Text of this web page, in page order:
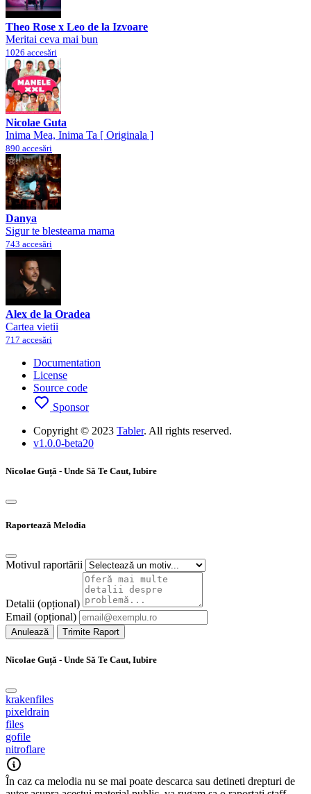
Theo Rose x Leo de la Izvoare
Meritai ceva mai bun
1026 accesări
Nicolae Guta
Inima Mea, Inima Ta [ Originala ]
890 accesări
Danya
Sigur te blesteama mama
743 accesări
Alex de la Oradea
Cartea vietii
717 accesări
Documentation
License
Source code
Sponsor
Copyright © 2023 Tabler. All rights reserved.
v1.0.0-beta20
Nicolae Guță - Unde Să Te Caut, Iubire
Raportează Melodia
Motivul raportării
Detalii (opțional)
Email (opțional)
Anulează Trimite Raport
Nicolae Guță - Unde Să Te Caut, Iubire
krakenfiles
pixeldrain
files
gofile
nitroflare
În caz ca melodia nu se mai poate descarca sau detineti drepturi de